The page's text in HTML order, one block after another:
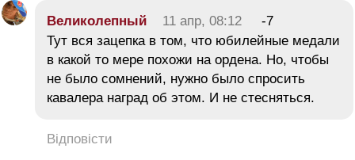
Великолепный 11 апр, 08:12
-7
Тут вся зацепка в том, что юбилейные медали
в какой то мере похожи на ордена. Но, чтобы
не было сомнений, нужно было спросить
кавалера наград об этом. И не стесняться.
Відповісти